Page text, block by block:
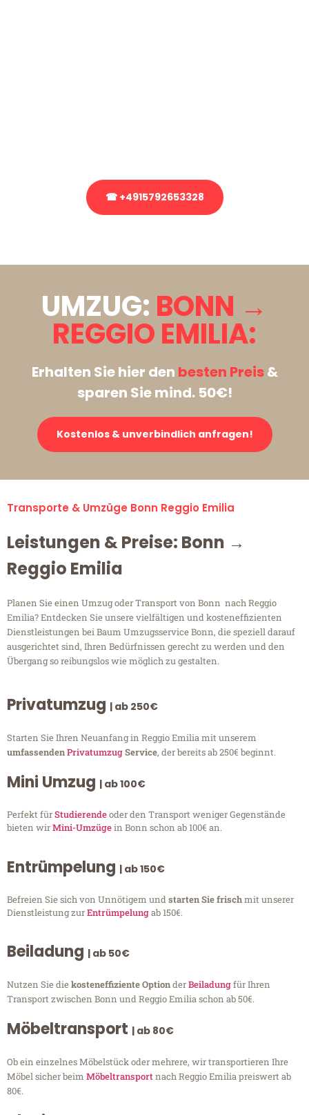
☎ +4915792653328
UMZUG: BONN →
REGGIO EMILIA:
Erhalten Sie hier den besten Preis&
sparen Sie mind. 50€!
Kostenlos & unverbindlich anfragen!
Transporte & Umzüge Bonn Reggio Emilia
Leistungen & Preise: Bonn →
Reggio Emilia
Planen Sie einen Umzug oder Transport von Bonn nach Reggio
Emilia? Entdecken Sie unsere vielfältigen und kosteneffizienten
Dienstleistungen bei Baum Umzugsservice Bonn, die speziell darauf
ausgerichtet sind, Ihren Bedürfnissen gerecht zu werden und den
Übergang so reibungslos wie möglich zu gestalten.
Privatumzug | ab 250€
Starten Sie Ihren Neuanfang in Reggio Emilia mit unserem
umfassendenPrivatumzugService, der bereits ab 250€ beginnt.
Mini Umzug | ab 100€
Perfekt fürStudierendeoder den Transport weniger Gegenstände
bieten wirMini-Umzügein Bonn schon ab 100€ an.
Entrümpelung | ab 150€
Befreien Sie sich von Unnötigem undstarten Sie frischmit unserer
Dienstleistung zurEntrümpelungab 150€.
Beiladung | ab 50€
Nutzen Sie diekosteneffiziente OptionderBeiladungfür Ihren
Transport zwischen Bonn und Reggio Emilia schon ab 50€.
Möbeltransport | ab 80€
Ob ein einzelnes Möbelstück oder mehrere, wir transportieren Ihre
Möbel sicher beim Möbeltransportnach Reggio Emilia preiswert ab
80€.